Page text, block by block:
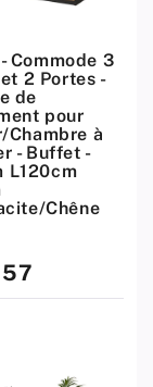
Commode 3
2 Portes -
de
pour
Chambre à
- Buffet -
L120cm
Chêne